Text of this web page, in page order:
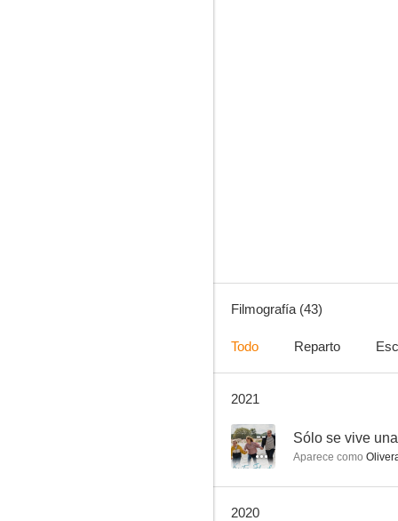
6.4
Filmografía (43)
Todo Reparto
2021
-- Sólo se vive
Aparece como
2020